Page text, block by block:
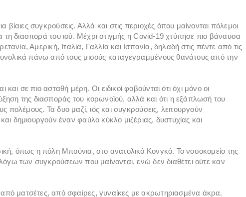
βίαιες συγκρούσεις. Αλλά και στις περιοχές όπου μαίνoνται πόλεμοι
τη διασπορά του ιού. Μέχρι στιγμής η Covid-19 χτύπησε πιο βάναυσα
Αμερική, Ιταλία, Γαλλία και Ισπανία, δηλαδή στις πέντε από τις
πάνω από τους μισούς καταγεγραμμένους θανάτους από την
σε πιο ασταθή μέρη. Οι ειδικοί φοβούνται ότι όχι μόνο οι
της διασποράς του κορωνοϊού, αλλά και ότι η εξάπλωσή του
πολέμους. Τα δυο μαζί, ιός και συγκρούσεις, λειτουργούν
δημιουργούν έναν φαύλο κύκλο μιζέριας, δυστυχίας και
όπως η πόλη Μπούνια, στο ανατολικό Κονγκό. Το νοσοκομείο της
των συγκρούσεων που μαίνονται, ενώ δεν διαθέτει ούτε καν
ματσέτες, από σφαίρες, γυναίκες με ακρωτηριασμένα άκρα.